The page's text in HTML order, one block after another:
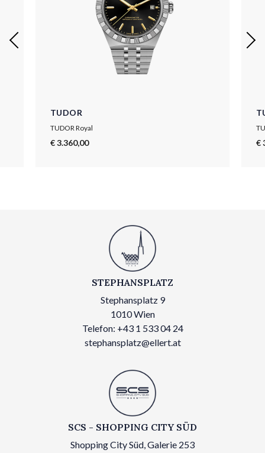
TUDOR
TUDOR Royal
€ 3.360,00 €
STEPHANSPLATZ
Stephansplatz 9
1010 Wien
Telefon: +43 1 533 04 24
stephansplatz@ellert.at
SCS - SHOPPING CITY SÜD
Shopping City Süd, Galerie 253